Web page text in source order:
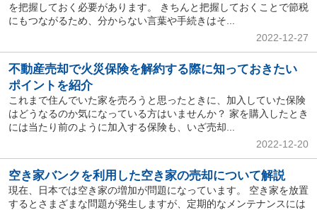
を把握しておく必要があります。 きちんと把握しておくことで節税
にもつながるため、分からない言葉や手続きはそ...
2022-12-27
不動産売却で火災保険を解約する際に知っておきたい
ポイントを紹介
これまで住んでいた家を売ろうと思ったときに、加入していた保険
はどうなるのか気になっている方はいませんか？ 家を購入したとき
には当たり前のように加入する保険も、いざ売却...
2022-12-20
空き家バンクを利用した空き家の売却について解説
現在、日本では空き家の増加が問題になっています。 空き家を放置
するとさまざまな問題が発生しますが、定期的なメンテナンスには